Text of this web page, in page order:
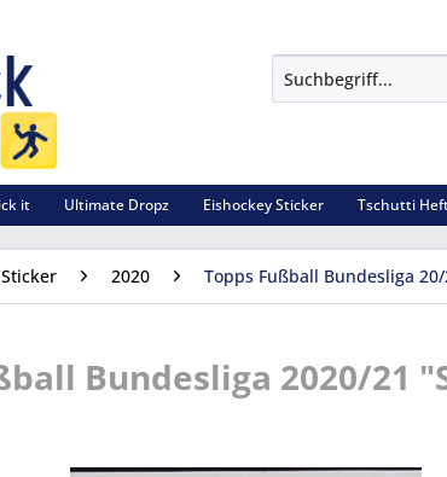
it Ultimate Dropz Eishockey Sticker Tschutti
Sticker 2020 Topps Fußball Bundesliga 20/
Bundesliga 2020/21